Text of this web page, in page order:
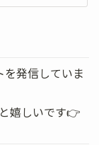
発信していま